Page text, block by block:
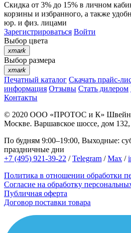
Скидка от 3% до 15% в личном
корзины и избранного, а также
юр. и физ. лицами
Зарегистрироваться Войти
Выбор цвета
xmark
Выбор размера
xmark
Печатный каталог Скачать прайс-
информация Отзывы Стать дилером
Контакты
© 2020 ООО «ПРОТОС и К»
Москве. Варшавское шоссе, дом 132,
По будням 9:00–19:00, Выходные:
праздничные дни
+7 (495) 921-39-22 /Telegram /Max /
Политика в отношении обработки
Согласие на обработку
Публичная оферта
Договор поставки товара